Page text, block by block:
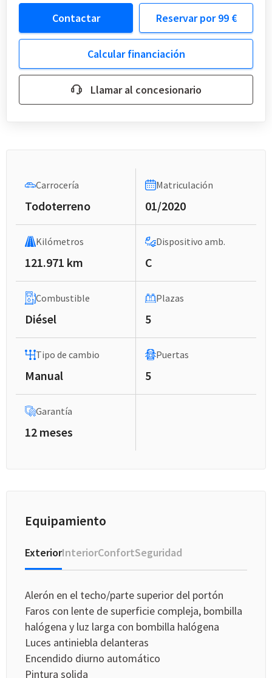
Carrocería
Todoterreno
Matriculación
01/2020
Kilómetros
121.971 km
Dispositivo amb.
C
Combustible
Diésel
Plazas
5
Tipo de cambio
Manual
Puertas
5
Garantía
12 meses
Equipamiento
ExteriorInteriorConfortSeguridad
Alerón en el techo/parte superior del portón
Faros con lente de superficie compleja, bombilla
halógena y luz larga con bombilla halógena
Luces antiniebla delanteras
Encendido diurno automático
Pintura solida
Contactar Reservar por 99 €
Calcular financiación
Llamar al concesionario